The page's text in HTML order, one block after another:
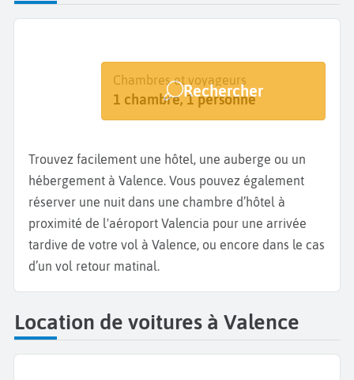
Destination
Valence
Dates
Dates de votre séjour
Chambres et voyageurs
1 chambre, 1 personne
Rechercher
Trouvez facilement une hôtel, une auberge ou un
hébergement à Valence. Vous pouvez également
réserver une nuit dans une chambre d’hôtel à
proximité de l'aéroport Valencia pour une arrivée
tardive de votre vol à Valence, ou encore dans le cas
d’un vol retour matinal.
Location de voitures à Valence